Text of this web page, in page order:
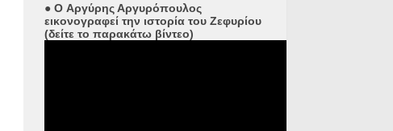
● O Αργύρης Αργυρόπουλος
εικονογραφεί την ιστορία του Ζεφυρίου
(δείτε το παρακάτω βίντεο)